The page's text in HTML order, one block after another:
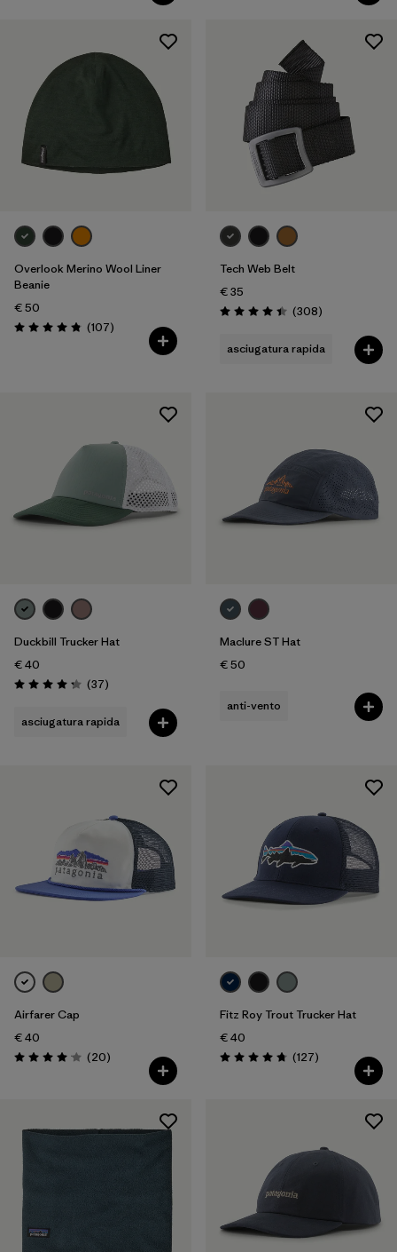
Overlook Merino Wool Liner
Beanie
€ 50
Valutazione: 4.8 / 5
(107Recensioni
)
Tech Web Belt
€ 35
Valutazione: 4.4 / 5
(308Recensioni
)
asciugatura rapida
Duckbill Trucker Hat
€ 40
Valutazione: 4.3 / 5
(37Recensioni
)
asciugatura rapida
Maclure ST Hat
€ 50
anti-vento
Airfarer Cap
€ 40
Valutazione: 4.1 / 5
(20Recensioni
)
Fitz Roy Trout Trucker Hat
€ 40
Valutazione: 4.8 / 5
(127Recensioni
)